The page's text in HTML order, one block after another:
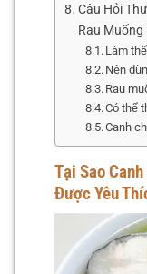
Câu Hỏi
Rau Muống
Làm
Nên
Rau
Có thể
Canh
Tại Sao
Được Yêu